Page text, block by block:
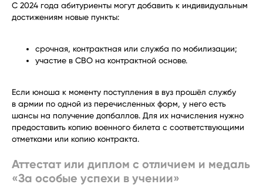
С 2024 года абитуриенты могут добавить к индивидуальным
достижениям новые пункты:
срочная, контрактная или служба по мобилизации;
участие в СВО на контрактной основе.
Если юноша к моменту поступления в вуз прошёл службу
в армии по одной из перечисленных форм, у него есть
шансы на получение допбаллов. Для их начисления нужно
предоставить копию военного билета с соответствующими
отметками или копию контракта.
Аттестат или диплом с отличием и медаль
«За особые успехи в учении»